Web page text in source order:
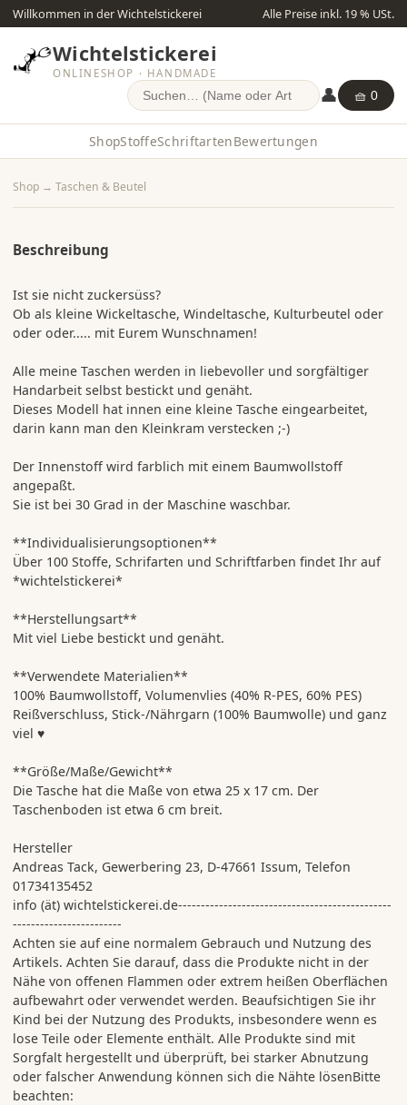
Willkommen in der Wichtelstickerei Alle Preise inkl. 19 % USt.
Wichtelstickerei
ONLINESHOP · HANDMADE
👤 🧺 0
ShopStoffeSchriftartenBewertungen
Shop → Taschen & Beutel
Beschreibung
Ist sie nicht zuckersüss?
Ob als kleine Wickeltasche, Windeltasche, Kulturbeutel oder
oder oder..... mit Eurem Wunschnamen!
Alle meine Taschen werden in liebevoller und sorgfältiger
Handarbeit selbst bestickt und genäht.
Dieses Modell hat innen eine kleine Tasche eingearbeitet,
darin kann man den Kleinkram verstecken ;-)
Der Innenstoff wird farblich mit einem Baumwollstoff
angepaßt.
Sie ist bei 30 Grad in der Maschine waschbar.
**Individualisierungsoptionen**
Über 100 Stoffe, Schrifarten und Schriftfarben findet Ihr auf
*wichtelstickerei*
**Herstellungsart**
Mit viel Liebe bestickt und genäht.
**Verwendete Materialien**
100% Baumwollstoff, Volumenvlies (40% R-PES, 60% PES)
Reißverschluss, Stick-/Nährgarn (100% Baumwolle) und ganz
viel ♥
**Größe/Maße/Gewicht**
Die Tasche hat die Maße von etwa 25 x 17 cm. Der
Taschenboden ist etwa 6 cm breit.
Hersteller
Andreas Tack, Gewerbering 23, D-47661 Issum, Telefon
01734135452
info (ät) wichtelstickerei.de-----------------------------------------------
------------------------
Achten sie auf eine normalem Gebrauch und Nutzung des
Artikels. Achten Sie darauf, dass die Produkte nicht in der
Nähe von offenen Flammen oder extrem heißen Oberflächen
aufbewahrt oder verwendet werden. Beaufsichtigen Sie ihr
Kind bei der Nutzung des Produkts, insbesondere wenn es
lose Teile oder Elemente enthält. Alle Produkte sind mit
Sorgfalt hergestellt und überprüft, bei starker Abnutzung
oder falscher Anwendung können sich die Nähte lösenBitte
beachten: